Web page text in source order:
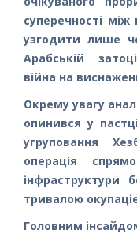
суперечності
узгодити лише
Арабській
війна на
Окрему увагу
опинився у
угруповання
операція
інфраструктури
тривалою
Головним